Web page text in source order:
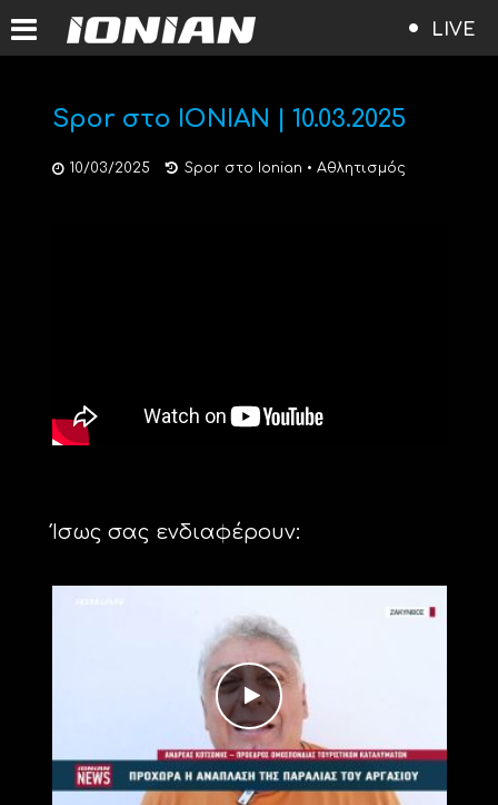
LIVE
Spor στο ΙΟΝΙΑΝ | 10.03.2025
10/03/2025 Spor στο Ionian • Αθλητισμός
Ίσως σας ενδιαφέρουν: